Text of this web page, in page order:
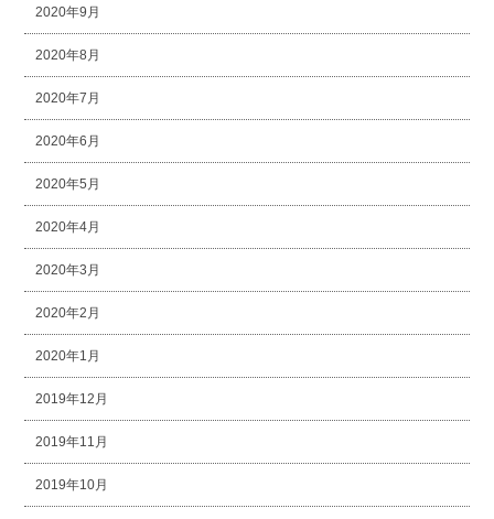
2020年9月
2020年8月
2020年7月
2020年6月
2020年5月
2020年4月
2020年3月
2020年2月
2020年1月
2019年12月
2019年11月
2019年10月